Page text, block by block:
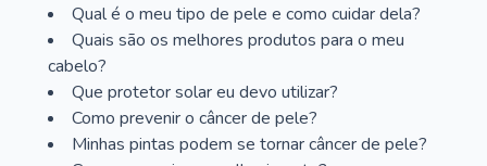
Qual é o meu tipo de pele e como cuidar dela?
Quais são os melhores produtos para o meu
cabelo?
Que protetor solar eu devo utilizar?
Como prevenir o câncer de pele?
Minhas pintas podem se tornar câncer de pele?